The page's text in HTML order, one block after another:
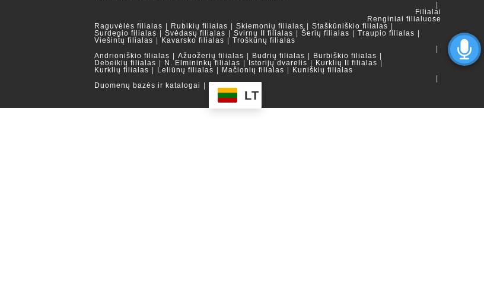
Filialai
Renginiai filialuose
Raguvėlės filialas
Rubikių filialas Skiemonių filialas
Staškūniškio filialas
Surdegio filialas
Svėdasų filialas Svirnų II filialas Šerių filialas
Traupio filialas
Viešintų filialas
Kavarsko filialas
Troškūnų filialas
Andrioniškio filialas
Ažuožerių filialas Budrių filialas
Burbiškio filialas
Debeikių filialas
N. Elmininkų filialas Istorijų dvarelis
Kurklių II filialas
Kurklių filialas
Leliūnų filialas Mačionių filialas
Kuniškių filialas
Duomenų bazės ir katalogai
LT